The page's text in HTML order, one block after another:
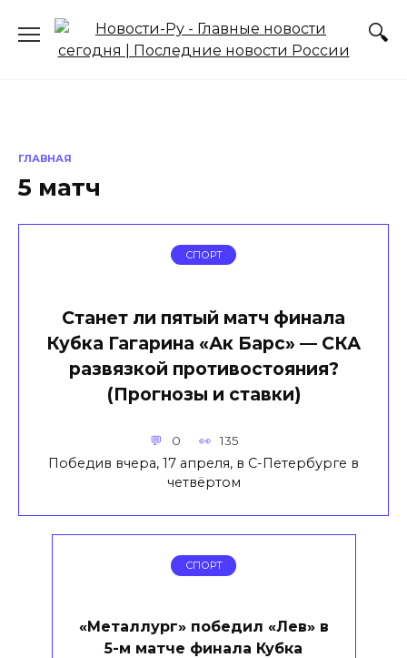
содержанию
ГЛАВНАЯ
5 матч
СПОРТ
Станет ли пятый матч финала
Кубка Гагарина «Ак Барс» — СКА
развязкой противостояния?
(Прогнозы и ставки)
0 135
Победив вчера, 17 апреля, в С-Петербурге в
четвёртом
СПОРТ
«Металлург» победил «Лев» в
5-м матче финала Кубка